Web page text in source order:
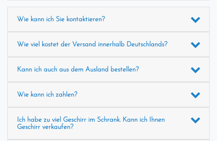
Wie kann ich Sie kontaktieren?
Wie viel kostet der Versand innerhalb Deutschlands?
Kann ich auch aus dem Ausland bestellen?
Wie kann ich zahlen?
Ich habe zu viel Geschirr im Schrank. Kann ich Ihnen
Geschirr verkaufen?